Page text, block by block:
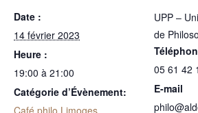
Date :
14 février 2023
Heure :
19:00 à 21:00
Catégorie d’Évènement:
Café philo Limoges
UPP –
de
05 61 42
E-mail